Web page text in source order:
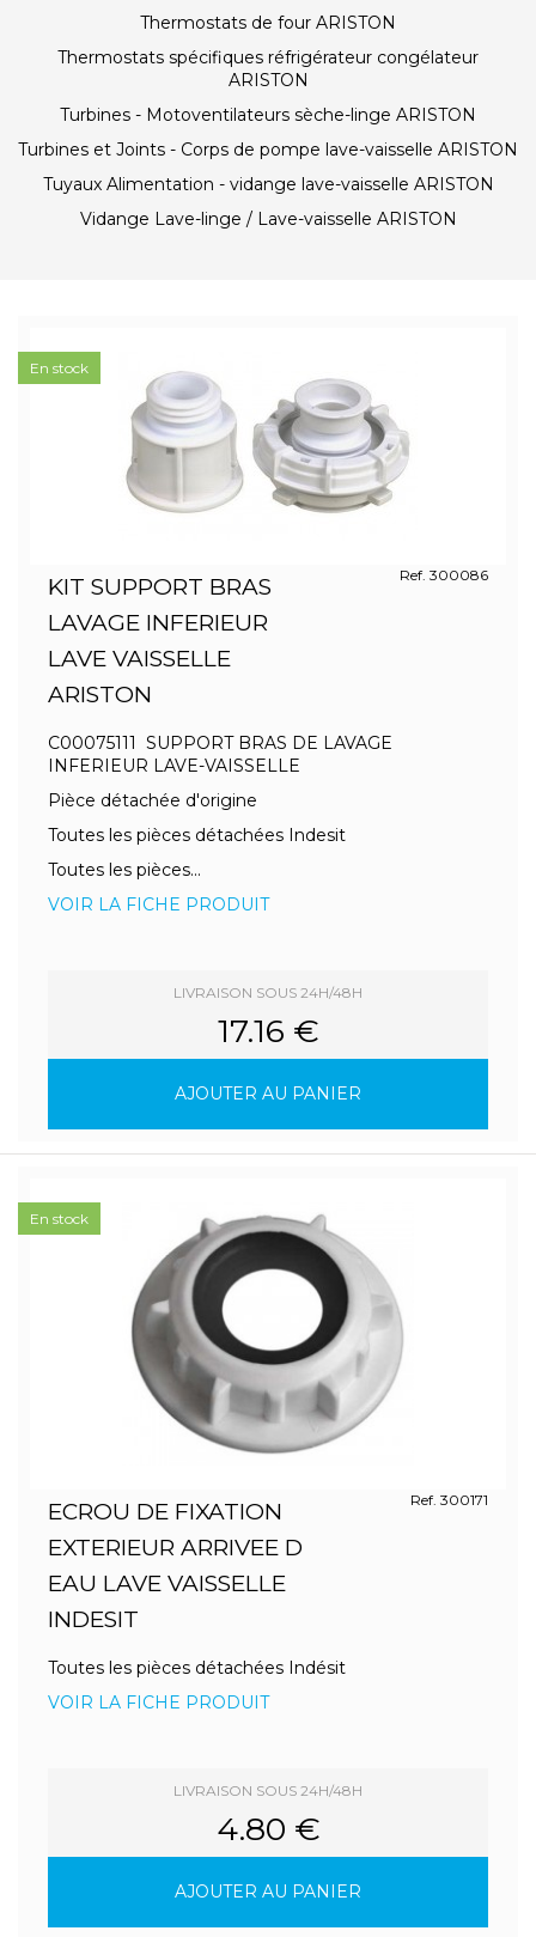
Thermostats de four ARISTON
Thermostats spécifiques réfrigérateur congélateur
ARISTON
Turbines - Motoventilateurs sèche-linge ARISTON
Turbines et Joints - Corps de pompe lave-vaisselle ARISTON
Tuyaux Alimentation - vidange lave-vaisselle ARISTON
Vidange Lave-linge / Lave-vaisselle ARISTON
KIT SUPPORT BRAS
LAVAGE INFERIEUR
LAVE VAISSELLE
ARISTON
Ref. 300086
C00075111 SUPPORT BRAS DE LAVAGE
INFERIEUR LAVE-VAISSELLE
Pièce détachée d'origine
Toutes les pièces détachées Indesit
Toutes les pièces...
VOIR LA FICHE PRODUIT
LIVRAISON SOUS 24H/48H
17.16 €
AJOUTER AU PANIER
En stock
ECROU DE FIXATION
EXTERIEUR ARRIVEE D
EAU LAVE VAISSELLE
INDESIT
Ref. 300171
Toutes les pièces détachées Indésit
VOIR LA FICHE PRODUIT
LIVRAISON SOUS 24H/48H
4.80 €
AJOUTER AU PANIER
En stock